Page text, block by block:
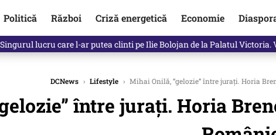
Politică Război Criză energetică Economie
Singurul lucru care l-ar putea clinti pe Ilie Bolojan de la Palatul Victoria.
DCNews › Lifestyle › Mihai Onilă, ”gelozie” între jurați. Horia
între jurați. Horia